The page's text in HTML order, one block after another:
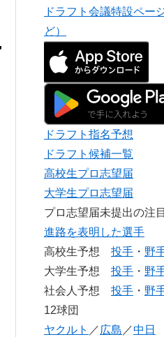
ドラフト会議特設ペー
ど）
ドラフト指名予想
ドラフト候補一覧
高校生プロ志望届
大学生プロ志望届
プロ志望届未提出の注
進路を表明した選手
高校生予想 投手 ・ 野
大学生予想 投手 ・ 野
社会人予想 投手 ・ 野
12球団
ヤクルト ／ 広島 ／中日